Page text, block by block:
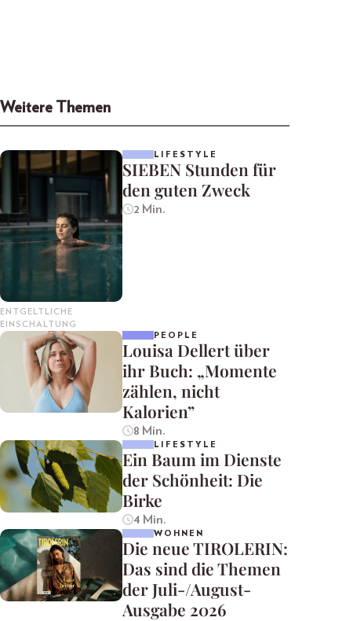
Weitere Themen
ENTGELTLICHE
EINSCHALTUNG
LIFESTYLE
SIEBEN Stunden für
den guten Zweck
2 Min.
PEOPLE
Louisa Dellert über
ihr Buch: „Momente
zählen, nicht
Kalorien”
8 Min.
LIFESTYLE
Ein Baum im Dienste
der Schönheit: Die
Birke
4 Min.
WOHNEN
Die neue TIROLERIN:
Das sind die Themen
der Juli-/August-
Ausgabe 2026